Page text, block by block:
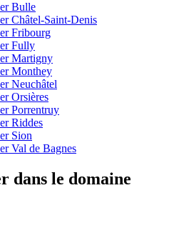
Bulle
Châtel-Saint-Denis
Fribourg
Fully
Martigny
Monthey
Neuchâtel
Orsières
Porrentruy
Riddes
Sion
Val de Bagnes
dans le domaine